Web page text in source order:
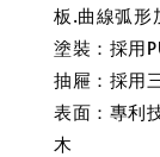
板.曲線弧形
塗裝：採用
抽屜：採用
表面：專利
木